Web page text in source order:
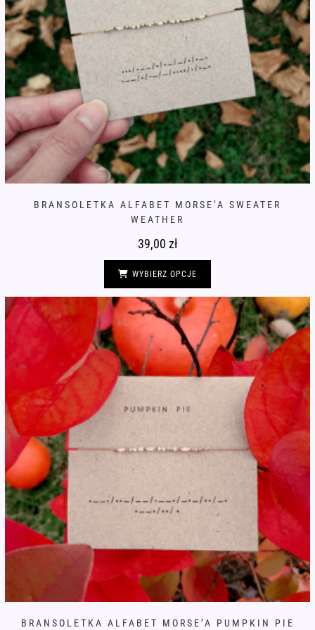
BRANSOLETKA ALFABET MORSE’A SWEATER
WEATHER
39,00 zł
WYBIERZ OPCJE
wariantów.
Opcje
można
wybrać
na
stronie
produktu
BRANSOLETKA ALFABET MORSE’A PUMPKIN PIE